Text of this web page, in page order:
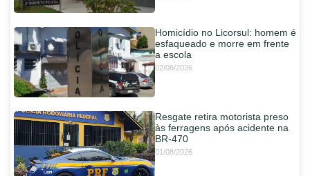
Homicídio no Licorsul: homem é
esfaqueado e morre em frente
a escola
02/08/2026
Resgate retira motorista preso
às ferragens após acidente na
BR-470
01/08/2026